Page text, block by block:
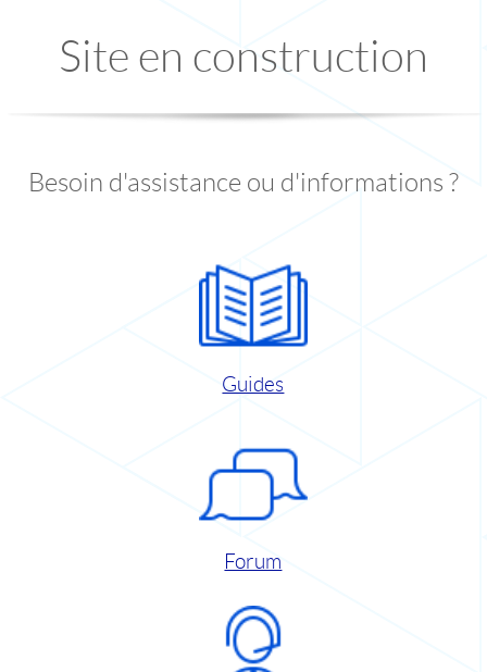
Site en construction
Besoin d'assistance ou d'informations ?
Guides
Forum